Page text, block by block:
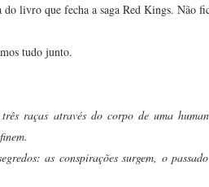
livro que fecha a saga Red Kings. Não
tudo junto.
raças através do corpo de uma hum
as conspirações surgem, o